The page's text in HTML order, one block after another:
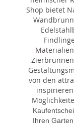
Shop bietet
von den
Ihren